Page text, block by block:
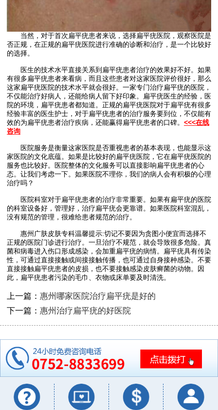
当然，对于首次扁平疣患者来说，选择扁平疣医院，观察医院是
否正规，在正规的扁平疣医院进行准确的诊断和治疗，是一个比较好
的选择。
医生的技术水平直接关系到扁平疣患者治疗的效果好不好。如果
有很多扁平疣患者来看病，而且这些患者对这家医院评价很好，那么
这家扁平疣医院的技术水平就会很好。一家专门治疗扁平疣的医院，
不仅能治疗好病人，还能给病人留下好印象。扁平疣医生的经验，医
院的环境，扁平疣患者都知道。正规的扁平疣医院对于扁平疣有很多
经验丰富的医生护士，对于扁平疣患者的治疗服务要到位，不仅能有
效的为扁平疣患者治疗疾病，还能赢得扁平疣患者的口碑。 <<<在线
咨询
医院服务是衡量这家医院是否重视患者的基本表现，也能显示这
家医院的文化底蕴。如果是比较好的扁平疣医院，它在扁平疣医院的
服务也比较好。医院整体的文化服务可以直接影响扁平疣患者的心
态。让我们考虑一下。如果医院不理你，我们的病人会有积极的心理
治疗吗？
医院科室对于扁平疣患者的治疗非常重要。如果有扁平疣的医院
的科室设备好，管理好，治疗扁平疣会更靠谱。如果医院科室混乱，
没有规范的管理，很难给患者规范的治疗。
惠州广肤皮肤专科温馨提示:切记不要因为贪图小便宜而选择不
正规的医院门诊进行治疗。一旦治疗不规范，就会导致很多危险。真
菌和病毒进入伤口形成感染，会加重扁平疣的病情。扁平疣具有传染
性，可通过直接接触或间接接触传播，也可通过自身接种感染。不要
直接接触扁平疣患者的皮损，也不要接触感染皮肤癣菌的动物。因
此，扁平疣患者污染的毛巾、衣物或床单要及时清洗。
上一篇： 惠州哪家医院治疗扁平疣是好的
下一篇： 惠州治疗扁平疣的好医院